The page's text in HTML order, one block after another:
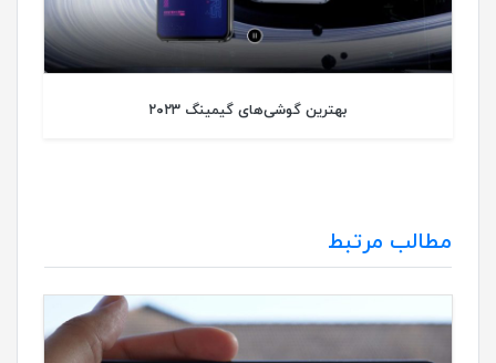
بهترین گوشی‌های گیمینگ ۲۰۲۳
مطالب مرتبط